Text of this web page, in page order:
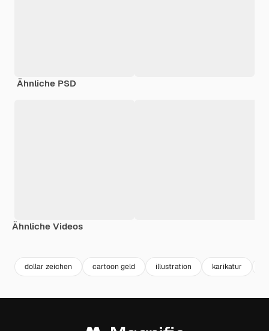
Ähnliche PSD
Ähnliche Videos
dollar zeichen cartoon geld illustration karikatur